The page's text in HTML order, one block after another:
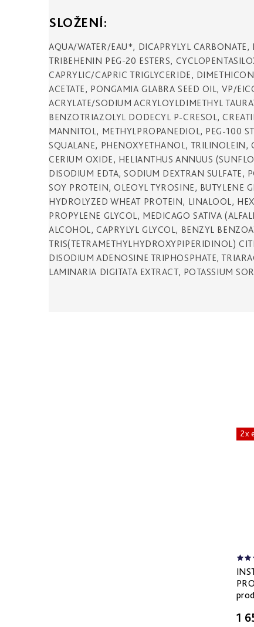
SLOŽENÍ:
AQUA/WATER/EAU*, DICAPRYLYL
TRIBEHENIN PEG-20 ESTERS,
CAPRYLIC/CAPRIC TRIGLYCERIDE,
ACETATE, PONGAMIA GLABRA SEED OIL, VP/
ACRYLATE/SODIUM ACRYLOYLDIMETHYL
BENZOTRIAZOLYL DODECYL P-CRESOL,
MANNITOL, METHYLPROPANEDIOL, PEG-100
SQUALANE, PHENOXYETHANOL, TRILINOLEIN,
CERIUM OXIDE, HELIANTHUS ANNUUS
DISODIUM EDTA, SODIUM DEXTRAN SULFATE,
SOY PROTEIN, OLEOYL TYROSINE, BUTYLENE
HYDROLYZED WHEAT PROTEIN, LINALOOL,
PROPYLENE GLYCOL, MEDICAGO SATIVA
ALCOHOL, CAPRYLYL GLYCOL, BENZYL
TRIS(TETRAMETHYLHYDROXYPIPERIDINOL)
DISODIUM ADENOSINE TRIPHOSPHATE,
LAMINARIA DIGITATA EXTRACT, POTASSIUM
2x
1